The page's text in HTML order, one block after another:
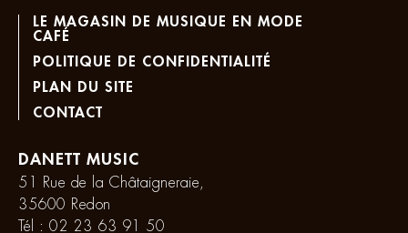
LE MAGASIN DE MUSIQUE EN MODE
CAFÉ
POLITIQUE DE CONFIDENTIALITÉ
PLAN DU SITE
CONTACT
DANETT MUSIC
51 Rue de la Châtaigneraie,
35600 Redon
Tél : 02 23 63 91 50